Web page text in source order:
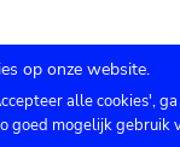
Contact
op onze website.
alle cookies',
goed mogelijk gebruik